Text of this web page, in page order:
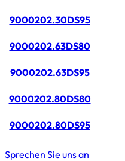
9000202.30DS95
9000202.63DS80
9000202.63DS95
9000202.80DS80
9000202.80DS95
Sprechen Sie uns an